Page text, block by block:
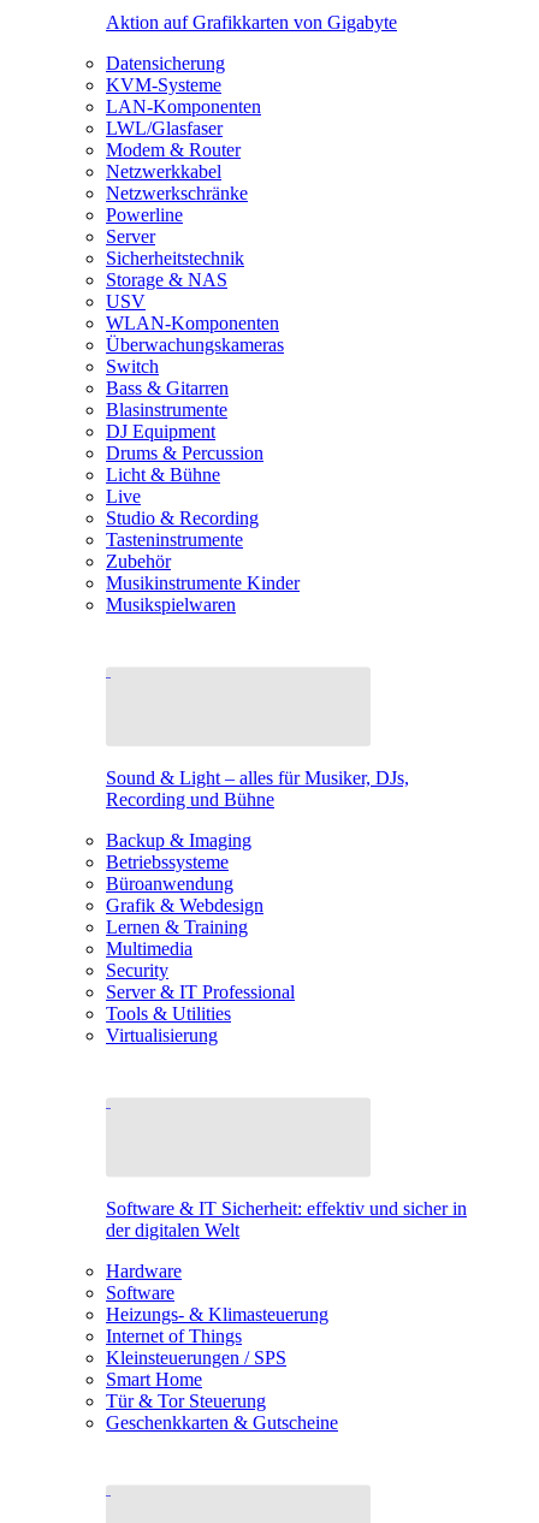
Aktion auf Grafikkarten von Gigabyte
Datensicherung
KVM-Systeme
LAN-Komponenten
LWL/Glasfaser
Modem & Router
Netzwerkkabel
Netzwerkschränke
Powerline
Server
Sicherheitstechnik
Storage & NAS
USV
WLAN-Komponenten
Überwachungskameras
Switch
Bass & Gitarren
Blasinstrumente
DJ Equipment
Drums & Percussion
Licht & Bühne
Live
Studio & Recording
Tasteninstrumente
Zubehör
Musikinstrumente Kinder
Musikspielwaren
Sound & Light – alles für Musiker, DJs,
Recording und Bühne
Backup & Imaging
Betriebssysteme
Büroanwendung
Grafik & Webdesign
Lernen & Training
Multimedia
Security
Server & IT Professional
Tools & Utilities
Virtualisierung
Software & IT Sicherheit: effektiv und sicher in
der digitalen Welt
Hardware
Software
Heizungs- & Klimasteuerung
Internet of Things
Kleinsteuerungen / SPS
Smart Home
Tür & Tor Steuerung
Geschenkkarten & Gutscheine